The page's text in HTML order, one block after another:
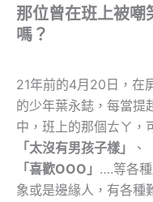
那位曾在班上被嘲
嗎？
21年前的4月20日，在
的少年葉永鋕，每當提
中，班上的那個ㄊㄚ，
「太沒有男孩子樣」
、
「喜歡OOO」 ….等各
象或是邊緣人，有各種